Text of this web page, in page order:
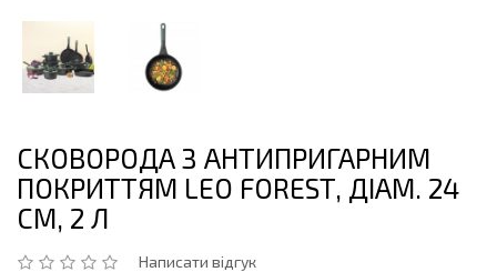
СКОВОРОДА З АНТИПРИГАРНИМ
ПОКРИТТЯМ LEO FOREST, ДІАМ. 24
СМ, 2 Л
Написати відгук